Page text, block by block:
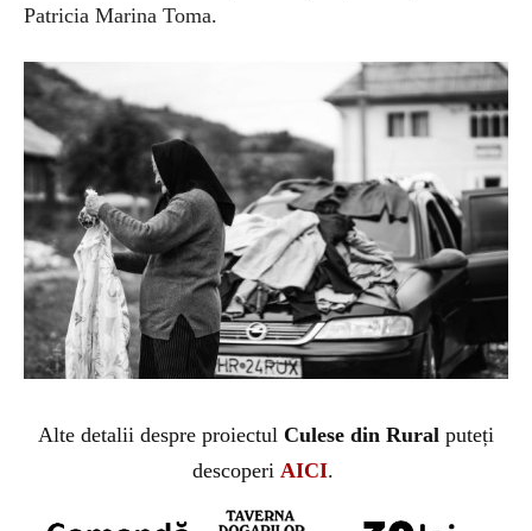
Patricia Marina Toma.
Alte detalii despre proiectul Culese din Rural puteți
descoperi AICI.